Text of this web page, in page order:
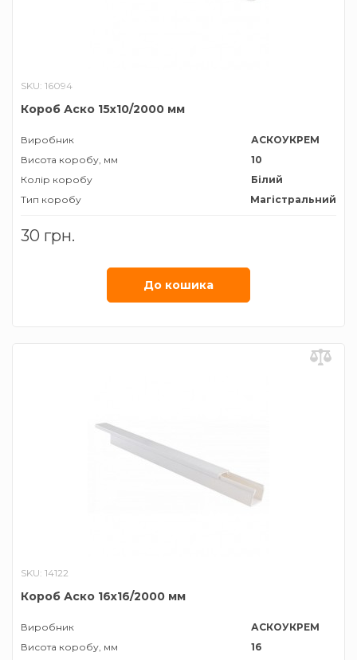
SKU: 16094
Короб Аско 15х10/2000 мм
Виробник
АСКОУКРЕМ
Висота коробу, мм
10
Колір коробу
Білий
Тип коробу
Магістральний
30 грн.
До кошика
SKU: 14122
Короб Аско 16х16/2000 мм
Виробник
АСКОУКРЕМ
Висота коробу, мм
16